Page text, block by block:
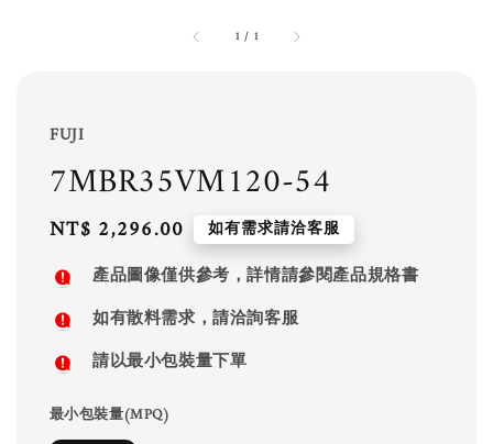
1 / 1
FUJI
7MBR35VM120-54
Regular
price
NT$ 2,296.00 如有需求請洽客服
產品圖像僅供參考，詳情請參閱產品規格書
如有散料需求，請洽詢客服
請以最小包裝量下單
最小包裝量(MPQ)